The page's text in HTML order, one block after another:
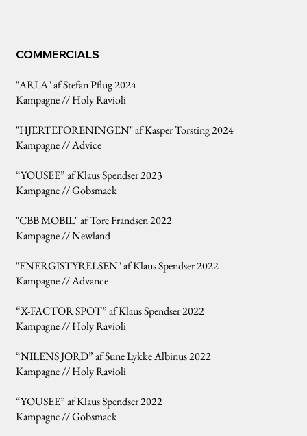
COMMERCIALS
"ARLA" af Stefan Pflug 2024
Kampagne // Holy Ravioli
"HJERTEFORENINGEN" af Kasper Torsting 2024
Kampagne // Advice
“YOUSEE” af Klaus Spendser 2023
Kampagne // Gobsmack
"CBB MOBIL" af Tore Frandsen 2022
Kampagne // Newland
"ENERGISTYRELSEN" af Klaus Spendser 2022
Kampagne // Advance
“X-FACTOR SPOT” af Klaus Spendser 2022
Kampagne // Holy Ravioli
“NILENS JORD” af Sune Lykke Albinus 2022
Kampagne // Holy Ravioli
“YOUSEE” af Klaus Spendser 2022
Kampagne // Gobsmack